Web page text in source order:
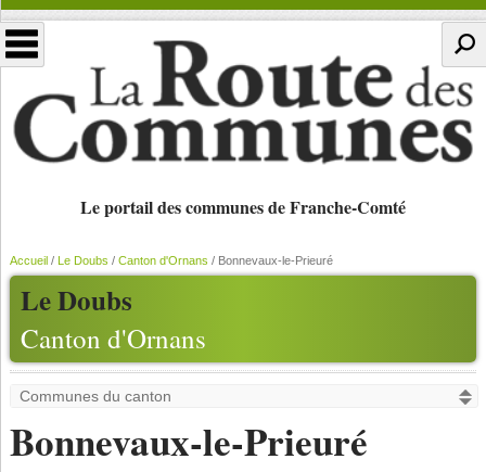
Le portail des communes de Franche-Comté
Le Doubs
Canton d'Ornans
Accueil/ Le Doubs / Canton d'Ornans / Bonnevaux-le-Prieuré
Bonnevaux-le-Prieuré